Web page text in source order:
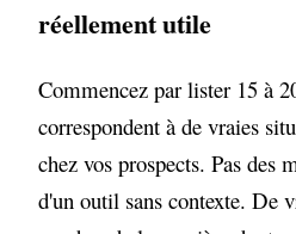
réellement utile
Commencez par lister 15 à
correspondent à de vraies
chez vos prospects. Pas des
d'un outil sans contexte. De